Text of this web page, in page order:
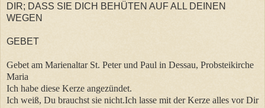
DIR; DASS SIE DICH BEHÜTEN AUF ALL DEINEN
WEGEN
GEBET
Gebet am Marienaltar St. Peter und Paul in Dessau, Probsteikirche
Maria
Ich habe diese Kerze angezündet.
Ich weiß, Du brauchst sie nicht.Ich lasse mit der Kerze alles vor Dir